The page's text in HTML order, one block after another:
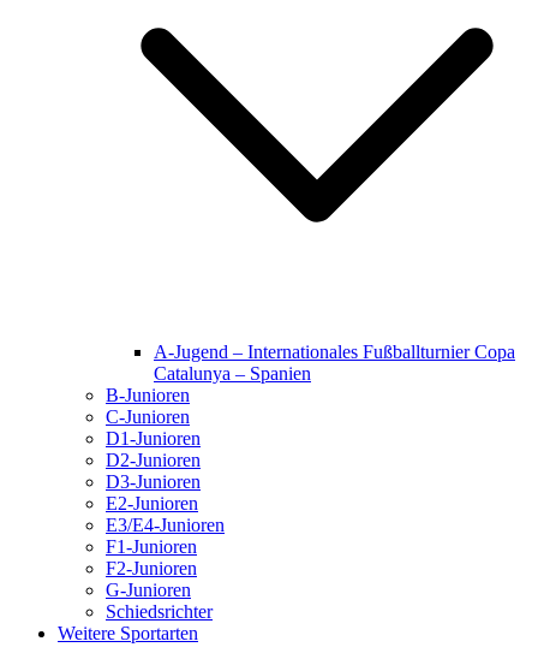
A-Jugend – Internationales Fußballturnier Copa
Catalunya – Spanien
B-Junioren
C-Junioren
D1-Junioren
D2-Junioren
D3-Junioren
E2-Junioren
E3/E4-Junioren
F1-Junioren
F2-Junioren
G-Junioren
Schiedsrichter
Weitere Sportarten